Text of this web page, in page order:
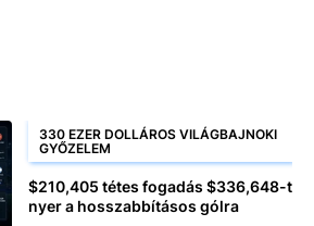
330 EZER DOLLÁROS VILÁGBAJNOKI
GYŐZELEM
$210,405 tétes fogadás $336,648-t
nyer a hosszabbításos gólra